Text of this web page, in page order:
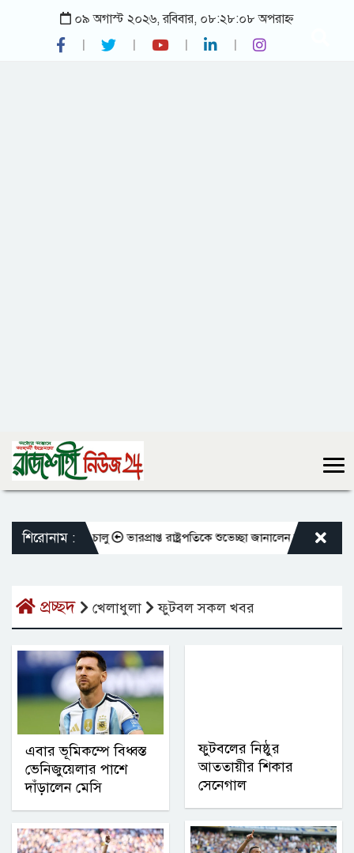
০৯ অগাস্ট ২০২৬, রবিবার, ০৮:২৮:০৮ অপরাহ্ন
শিরোনাম :
কার্যক্রম চালু ভারপ্রাপ্ত রাষ্ট্রপতিকে শুভেচ্ছা জানালেন রাসিক প্রশাসক
প্রচ্ছদ খেলাধুলা ফুটবল সকল খবর
এবার ভূমিকম্পে বিধ্বস্ত
ভেনিজুয়েলার পাশে
দাঁড়ালেন মেসি
ফুটবলের নিষ্ঠুর
আততায়ীর শিকার
সেনেগাল